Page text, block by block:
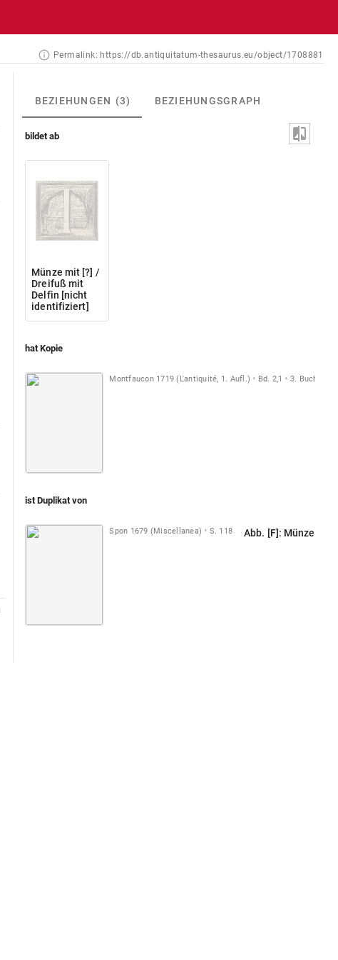
Permalink: https://db.antiquitatum-thesaurus.eu/object/1708881
BEZIEHUNGEN (3) BEZIEHUNGSGRAPH
bildet ab
Münze mit [?] /
Dreifuß mit
Delfin [nicht
identifiziert]
hat Kopie
Montfaucon 1719 (L'antiquité, 1. Aufl.) Bd. 2,1 3. Buch
ist Duplikat von
Spon 1679 (Miscellanea) S. 118 Abb. [F]: Münze mit